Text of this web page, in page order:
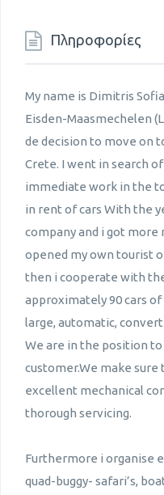
Πληροφορίες
My name is Dimitris
Eisden-Maasmechelen
de decision to move on
Crete. I went in search
immediate work in the
in rent of cars With the
company and i got more
opened my own tourist
then i cooperate with
approximately 90 cars of
large, automatic,
We are in the position
customer.We make sure
excellent mechanical
thorough servicing.
Furthermore i organise
quad-buggy- safari’s,